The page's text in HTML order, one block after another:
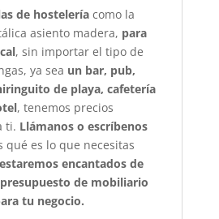
de hostelería como la
asiento madera, para
, sin importar el tipo de
ya sea un bar, pub,
de playa, cafetería
, tenemos precios
ti. Llámanos o escríbenos
qué es lo que necesitas
estaremos encantados de
de mobiliario
tu negocio.